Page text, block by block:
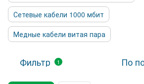
Сетевые кабели 1000 мбит
Медные кабели витая пара
Фильтр 1 По